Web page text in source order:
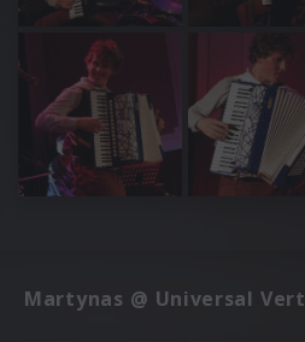
Martynas @ Universal